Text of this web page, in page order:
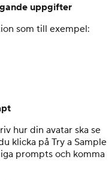
uppgifter
som till exempel:
hur din avatar ska se
klicka på Try a Sample
prompts och komma